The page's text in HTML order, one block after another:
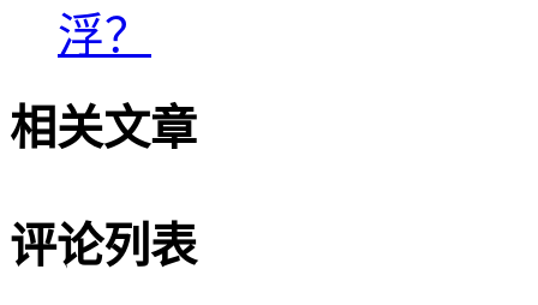
浮？
相关文章
评论列表